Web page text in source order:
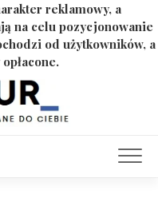
reklamowy, a
na celu pozycjonowanie
od użytkowników, a